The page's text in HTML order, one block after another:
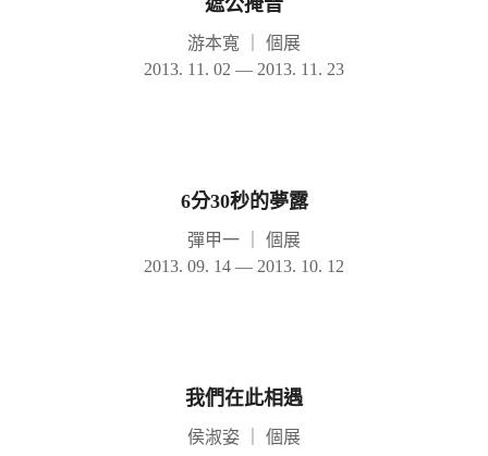
遮公掩音
游本寬
個展
2013. 11. 02 — 2013. 11. 23
6分30秒的夢露
彈甲一
個展
2013. 09. 14 — 2013. 10. 12
我們在此相遇
侯淑姿
個展